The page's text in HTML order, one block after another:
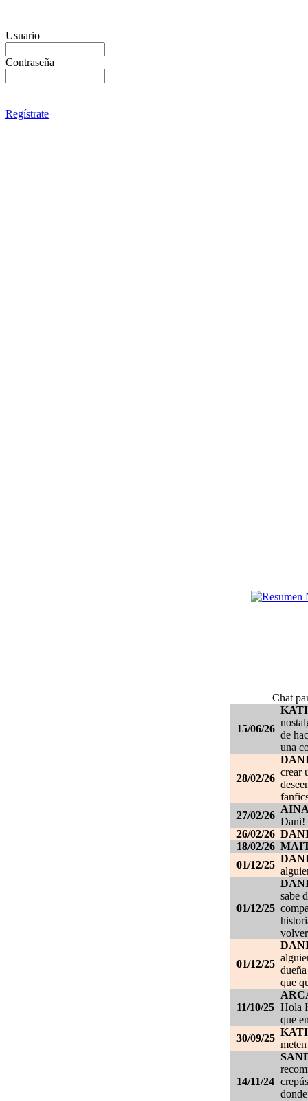
Usuario
Contraseña
Regístrate
Chat
15/06/26
de
una
28/02/26
crear
27/02/26
Dani!
26/02/26
18/02/26
01/12/25
01/12/25
sabe
01/12/25
que
11/10/25 Hola
que
30/09/25
14/11/24